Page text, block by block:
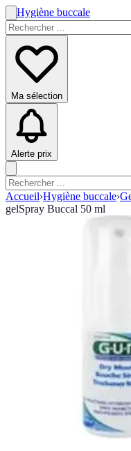
Hygiène buccale
Ma sélection
Alerte prix
Accueil›Hygiène buccale›
gelSpray Buccal 50 ml